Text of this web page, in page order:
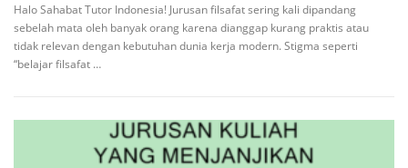
Halo Sahabat Tutor Indonesia! Jurusan filsafat sering kali dipandang
sebelah mata oleh banyak orang karena dianggap kurang praktis atau
tidak relevan dengan kebutuhan dunia kerja modern. Stigma seperti
“belajar filsafat …